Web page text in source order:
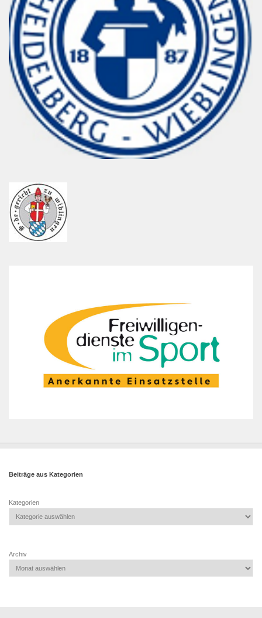
Beiträge aus Kategorien
Kategorien
Archiv